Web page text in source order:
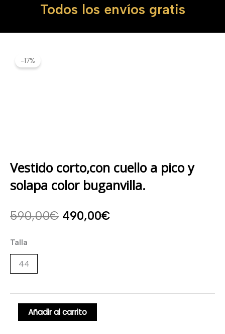
Todos los envíos gratis
-17%
Vestido corto,con cuello a pico y
solapa color buganvilla.
590,00€ El
590,00€.
490,00€
Talla
44
Vestido
corto,con
cuello
pico
Añadir al carrito